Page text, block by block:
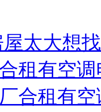
太大想
租有空
合租有